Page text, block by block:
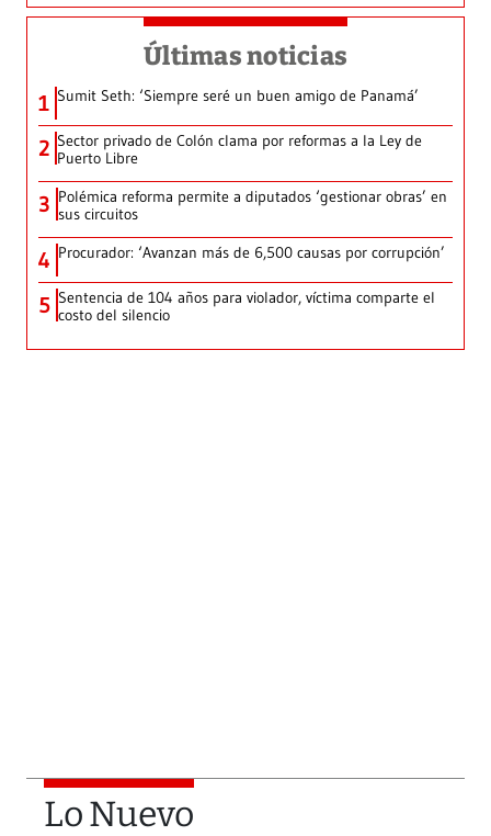
Últimas noticias
1 Sumit Seth: ‘Siempre seré un buen amigo de Panamá’
2 Sector privado de Colón clama por reformas a la Ley de
Puerto Libre
3 Polémica reforma permite a diputados ‘gestionar obras’ en
sus circuitos
4 Procurador: ‘Avanzan más de 6,500 causas por corrupción’
5 Sentencia de 104 años para violador, víctima comparte el
costo del silencio
Lo Nuevo